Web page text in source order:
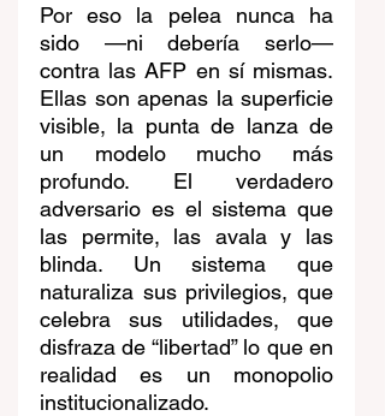
Por eso la pelea nunca ha
sido —ni debería serlo—
contra las AFP en sí mismas.
Ellas son apenas la superficie
visible, la punta de lanza de
un modelo mucho más
profundo. El verdadero
adversario es el sistema que
las permite, las avala y las
blinda. Un sistema que
naturaliza sus privilegios, que
celebra sus utilidades, que
disfraza de “libertad” lo que en
realidad es un monopolio
institucionalizado.